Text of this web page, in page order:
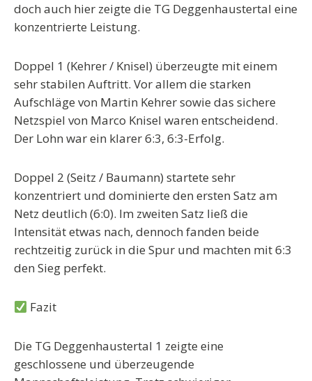
doch auch hier zeigte die TG Deggenhaustertal eine
konzentrierte Leistung.
Doppel 1 (Kehrer / Knisel) überzeugte mit einem
sehr stabilen Auftritt. Vor allem die starken
Aufschläge von Martin Kehrersowie das sichere
Netzspiel von Marco Knisel waren entscheidend.
Der Lohn war ein klarer6:3, 6:3-Erfolg.
Doppel 2 (Seitz / Baumann) startete sehr
konzentriert und dominierte den ersten Satz am
Netz deutlich (6:0). Im zweiten Satz ließ die
Intensität etwas nach, dennoch fanden beide
rechtzeitig zurück in die Spur und machten mit6:3
den Sieg perfekt.
Fazit
Die TG Deggenhaustertal 1 zeigte eine
geschlossene und überzeugende